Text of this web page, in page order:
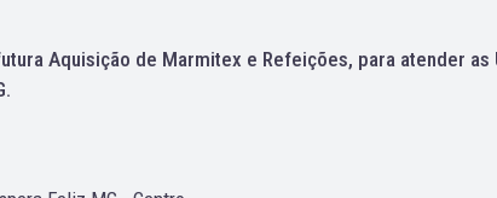
Aquisição de Marmitex e Refeições, para atender